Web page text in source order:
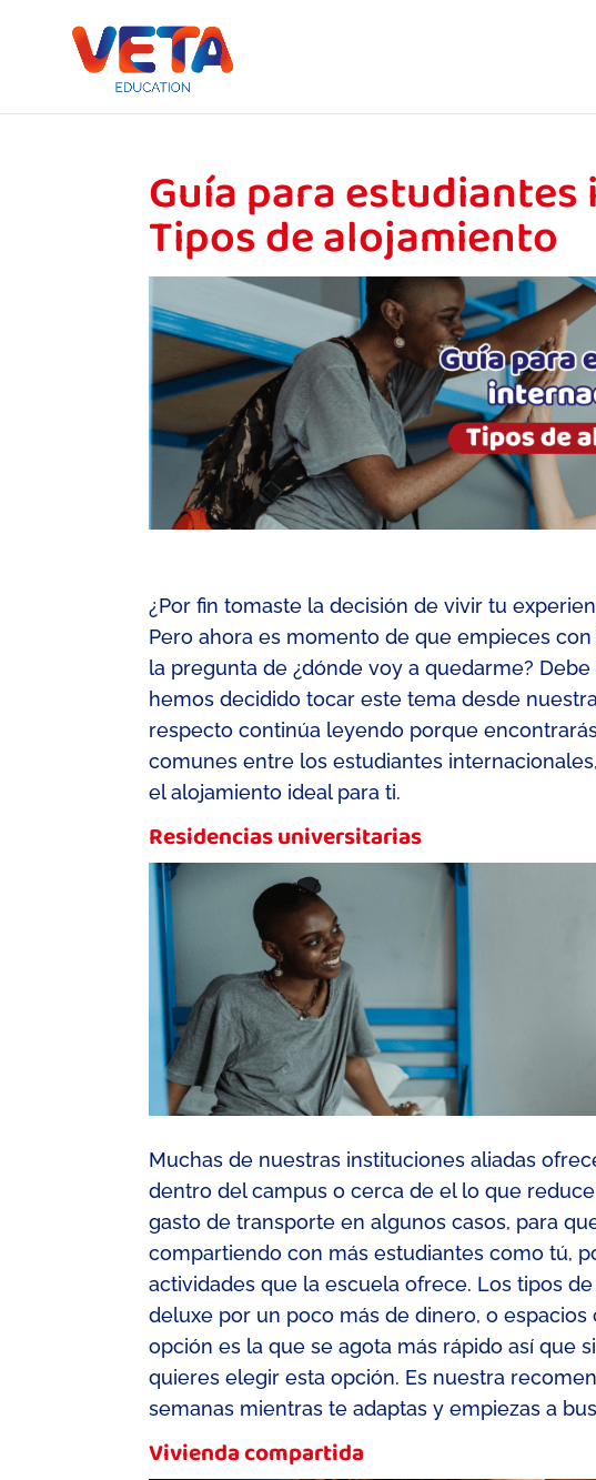
Guía para
Tipos de alojamiento
¿Por fin tomaste la decisión de vivir tu
Pero ahora es momento de que empieces
la pregunta de ¿dónde voy a quedarme?
hemos decidido tocar este tema desde
respecto continúa leyendo porque
comunes entre los estudiantes
el alojamiento ideal para ti.
Residencias universitarias
Muchas de nuestras instituciones aliadas
dentro del campus o cerca deel lo que
gasto de transporte en algunos casos, para
compartiendo con más estudiantes como tú,
actividades que la escuela ofrece. Los tipos
deluxe por un poco más de dinero, o
opción es la que se agota más rápido así que
quieres elegir esta opción. Es nuestra
semanas mientras te adaptas y empiezas a
Vivienda compartida